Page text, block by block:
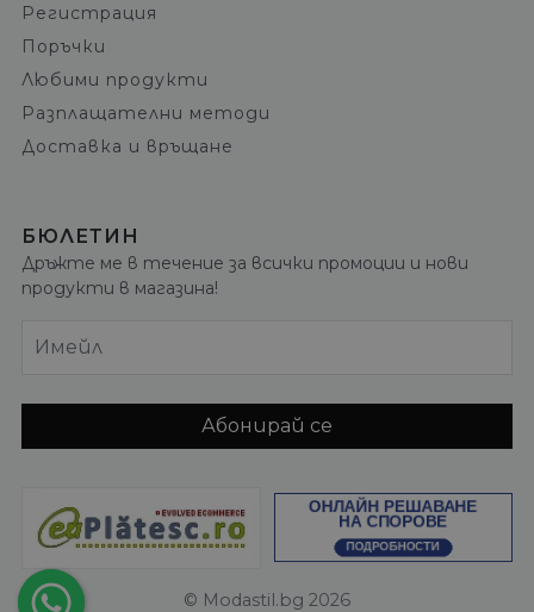
Регистрация
Поръчки
Любими продукти
Разплащателни методи
Доставка и връщане
БЮЛЕТИН
Дръжте ме в течение за всички промоции и нови
продукти в магазина!
Имейл
Абонирай се
© Modastil.bg 2026